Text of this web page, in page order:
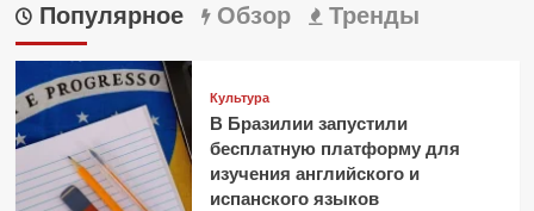
Популярное Обзор Тренды
Культура
В Бразилии запустили
бесплатную платформу для
изучения английского и
испанского языков